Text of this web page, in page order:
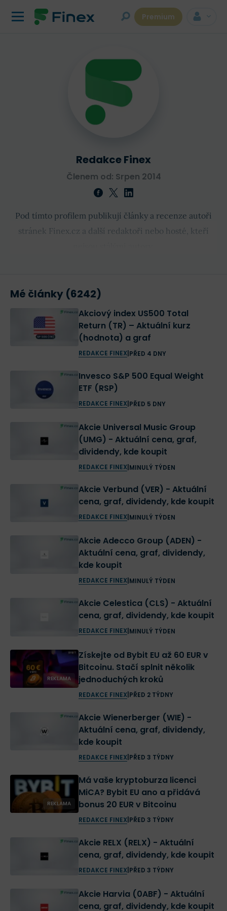
Premium
Redakce Finex
Členem od: Srpen 2014
Pod tímto profilem publikují články a recenze autoři
stránek Finex.cz a další redaktoři nebo hosté, kteří
Mé články (6242)
Akciový index US500 Total
Return (TR) – Aktuální kurz
(hodnota) a graf
REDAKCE FINEX| PŘED 4 DNY
Invesco S&P 500 Equal Weight
ETF (RSP)
REDAKCE FINEX| PŘED 5 DNY
Akcie Universal Music Group
(UMG) - Aktuální cena, graf,
dividendy, kde koupit
REDAKCE FINEX| MINULÝ TÝDEN
Akcie Verbund (VER) - Aktuální
cena, graf, dividendy, kde koupit
REDAKCE FINEX| MINULÝ TÝDEN
Akcie Adecco Group (ADEN) -
Aktuální cena, graf, dividendy,
kde koupit
REDAKCE FINEX| MINULÝ TÝDEN
Akcie Celestica (CLS) - Aktuální
cena, graf, dividendy, kde koupit
REDAKCE FINEX| MINULÝ TÝDEN
REKLAMA
Získejte od Bybit EU až 60 EUR v
Bitcoinu. Stačí splnit několik
jednoduchých kroků
REDAKCE FINEX| PŘED 2 TÝDNY
Akcie Wienerberger (WIE) -
Aktuální cena, graf, dividendy,
kde koupit
REDAKCE FINEX| PŘED 3 TÝDNY
REKLAMA
Má vaše kryptoburza licenci
MiCA? Bybit EU ano a přidává
bonus 20 EUR v Bitcoinu
REDAKCE FINEX| PŘED 3 TÝDNY
Akcie RELX (RELX) - Aktuální
cena, graf, dividendy, kde koupit
REDAKCE FINEX| PŘED 3 TÝDNY
Akcie Harvia (0ABF) - Aktuální
cena, graf, dividendy, kde koupit